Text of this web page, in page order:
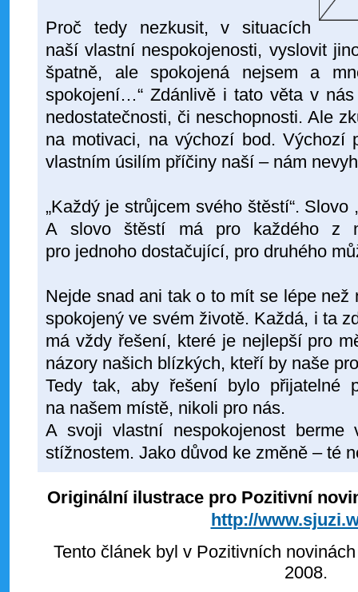
Proč tedy nezkusit, v situacích
naší vlastní nespokojenosti, vyslovit
špatně, ale spokojená nejsem a
spokojení…“ Zdánlivě i tato věta v
nedostatečnosti, či neschopnosti. Ale
na motivaci, na výchozí bod. Výchozí
vlastním úsilím příčiny naší – nám
„Každý je strůjcem svého štěstí“.
A slovo štěstí má pro každého z
pro jednoho dostačující, pro druhého
Nejde snad ani tak o to mít se lépe
spokojený ve svém životě. Každá, i ta
má vždy řešení, které je nejlepší pro
názory našich blízkých, kteří by naše
Tedy tak, aby řešení bylo přijatelné
na našem místě, nikoli pro nás.
A svoji vlastní nespokojenost
stížnostem. Jako důvod ke změně – té
Originální ilustrace pro Pozitivní
http://
Tento článek byl v Pozitivních
2008.